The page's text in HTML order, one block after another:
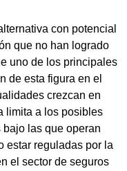
con potencial
que no han logrado
uno de los principales
de esta figura en el
crezcan en
limita a los posibles
las que operan
estar reguladas por la
el sector de seguros